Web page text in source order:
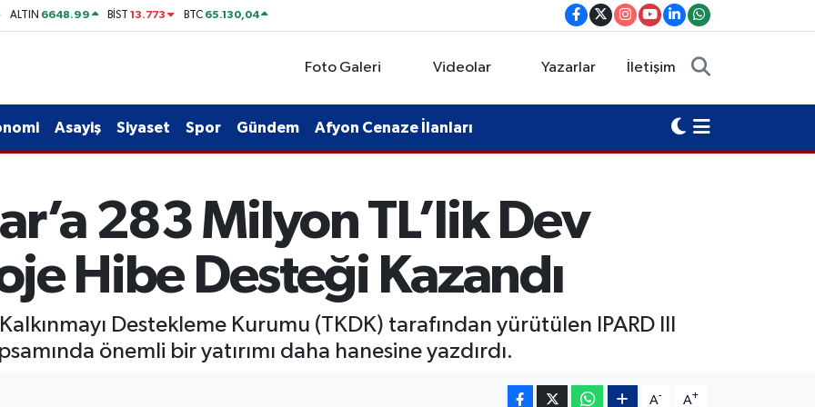
ALTIN 6648.99 BİST13.773 BTC 65.130,04
Foto Galeri Videolar Yazarlar İletişim
Asayiş Siyaset Spor Gündem Afyon Cenaze İlanları
283 Milyon TL’lik Dev
Hibe Desteği Kazandı
Destekleme Kurumu (TKDK) tarafından yürütülen IPARD III
önemli bir yatırımı daha hanesine yazdırdı.
A- A+